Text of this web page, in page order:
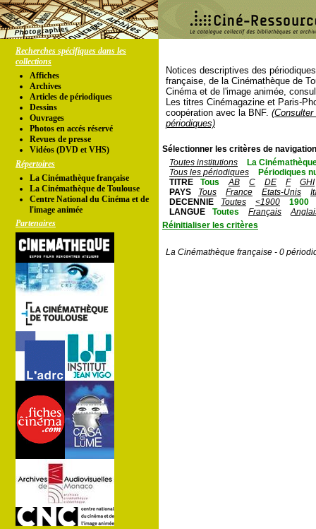
Recherches spécifiques dans les
collections
Affiches
Archives
Articles de périodiques
Dessins
Ouvrages
Photos en accés réservé
Revues de presse
Vidéos (DVD et VHS)
Répertoires
La Cinémathèque française
La Cinémathèque de Toulouse
Centre National du Cinéma et de
l'image animée
Partenaires
Notices descriptives des
française, de la Cinémathèque de
Cinéma et de l'image animée,
Les titres Cinémagazine et Paris-
coopération avec la BNF.
périodiques)
Sélectionner les critères de
Toutes institutions
La
Tous les périodiques
Périodiques
TITRE
Tous AB C DE F
GHI
PAYS
Tous France Etats-Unis
DECENNIE
Toutes <1900
1900
LANGUE
Toutes Français
Réinitialiser les critères
La Cinémathèque française - 0